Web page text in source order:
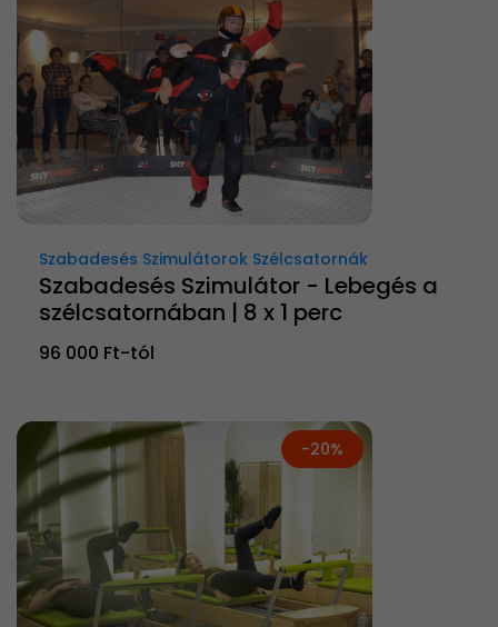
Szabadesés Szimulátorok Szélcsatornák
Szabadesés Szimulátor - Lebegés a
szélcsatornában | 8 x 1 perc
96 000 Ft-tól
-20%